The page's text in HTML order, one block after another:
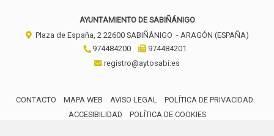
AYUNTAMIENTO DE SABIÑÁNIGO
Plaza de España, 2 22600 SABIÑÁNIGO - ARAGÓN (ESPAÑA)
974484200
974484201
registro@aytosabi.es
CONTACTO MAPA WEB AVISO LEGAL
POLÍTICA DE PRIVACIDAD
ACCESIBILIDAD
POLÍTICA DE COOKIES